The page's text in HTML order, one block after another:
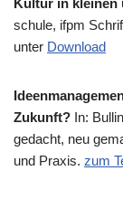
Kul­tur in klei­nen
schu­le, ifpm
unter Down­load
Zukunft? In:
gedacht, neu
und Pra­xis. zum